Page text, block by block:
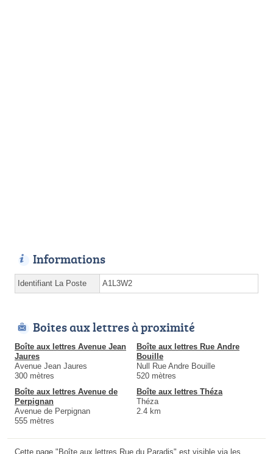
Informations
Identifiant La Poste A1L3W2
Boites aux lettres à proximité
Boîte aux lettres Avenue Jean
Jaures
Avenue Jean Jaures
300 mètres
Boîte aux lettres Rue Andre
Bouille
Null Rue Andre Bouille
520 mètres
Boîte aux lettres Avenue de
Perpignan
Avenue de Perpignan
555 mètres
Boîte aux lettres Théza
Théza
2.4 km
Cette page "Boîte aux lettres Rue du Paradis" est visible via les